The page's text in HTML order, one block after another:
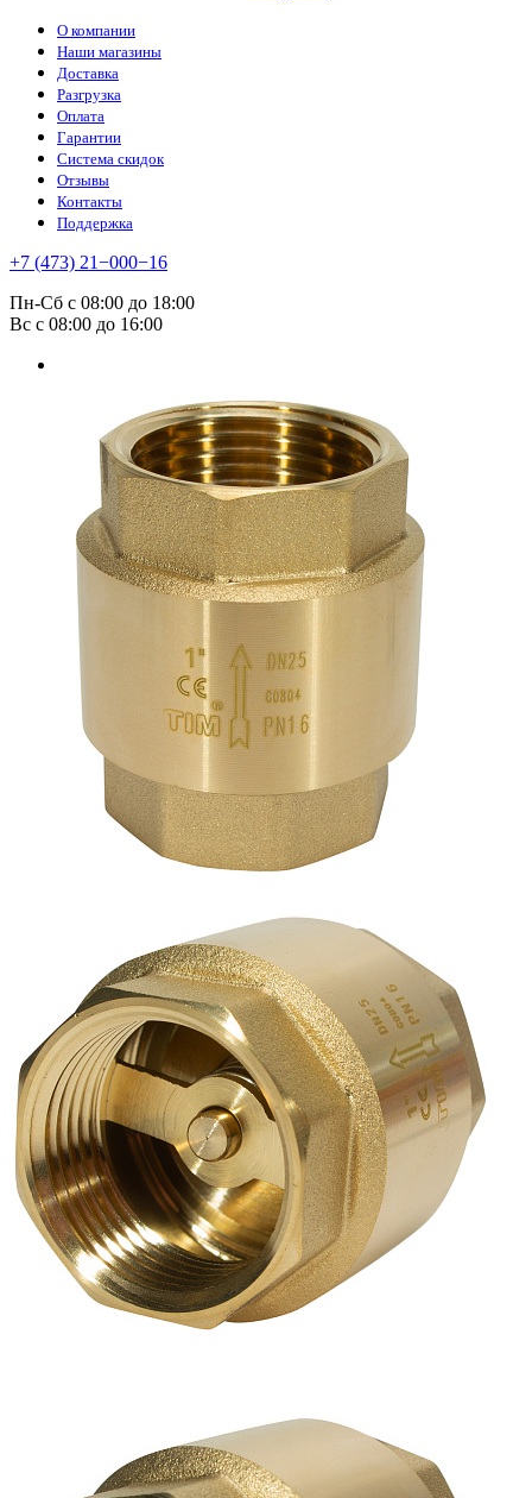
О компании
Наши магазины
Доставка
Разгрузка
Оплата
Гарантии
Система скидок
Отзывы
Контакты
Поддержка
+7 (473) 21−000−16
Пн-Сб с 08:00 до 18:00
Вс с 08:00 до 16:00